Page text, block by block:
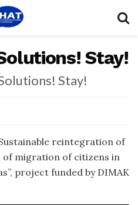
Stay!
Stay!
reintegration of
migration of citizens in
project funded by DIMAK